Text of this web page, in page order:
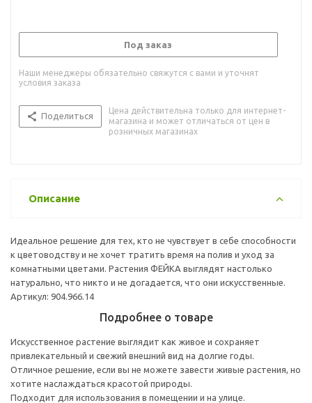
Под заказ
Наши менеджеры обязательно свяжутся с вами и уточнят
условия заказа
Поделиться
Цена действительна только для интернет-
магазина и может отличаться от цен в
розничных магазинах
Описание
Идеальное решение для тех, кто не чувствует в себе способности
к цветоводству и не хочет тратить время на полив и уход за
комнатными цветами. Растения ФЕЙКА выглядят настолько
натурально, что никто и не догадается, что они искусственные.
Артикул: 904.966.14
Подробнее о товаре
Искусственное растение выглядит как живое и сохраняет
привлекательный и свежий внешний вид на долгие годы.
Отличное решение, если вы не можете завести живые растения, но
хотите наслаждаться красотой природы.
Подходит для использования в помещении и на улице.